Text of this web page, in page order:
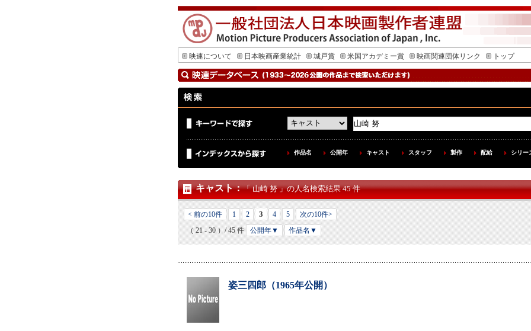
映連について
日本映画産業統計 城戸賞 米国アカデミー賞 映画関連団体リンク トップ
作品名 公開年 キャスト スタッフ 製作 配給 シリー
キャスト：「 山崎 努 」の人名検索結果 45 件
< 前の10件 1 2 3 4 5
次の10件>
（ 21 - 30 ）/ 45 件
公開年▼ 作品名▼
姿三四郎（1965年公開）